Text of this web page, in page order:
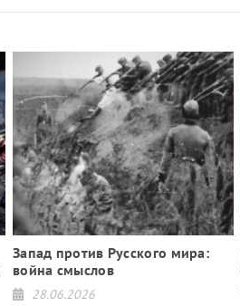
Запад против Русского мира:
война смыслов
28.06.2026